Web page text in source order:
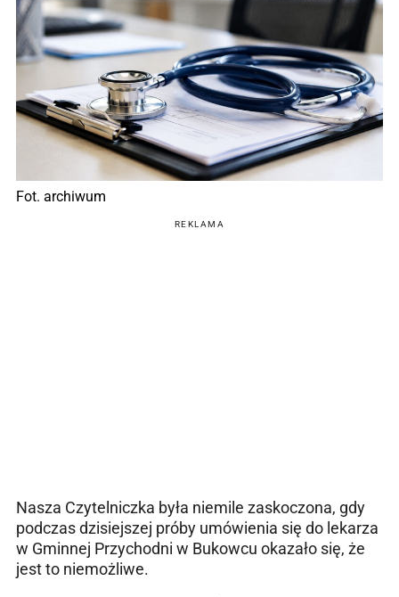
Fot. archiwum
REKLAMA
Nasza Czytelniczka była niemile zaskoczona, gdy
podczas dzisiejszej próby umówienia się do lekarza
w Gminnej Przychodni w Bukowcu okazało się, że
jest to niemożliwe.